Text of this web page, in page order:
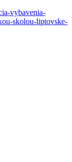
vybavenia-
skolou-liptovske-